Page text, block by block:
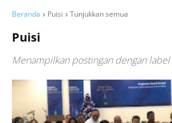
Beranda Puisi Tunjukkan semua
Puisi
Menampilkan postingan dengan label